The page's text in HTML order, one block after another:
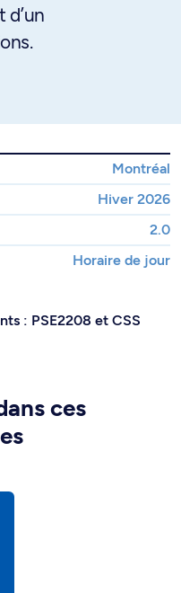
d’un
Montréal
Hiver 2026
2.0
Horaire de jour
: PSE2208 et CSS
ces